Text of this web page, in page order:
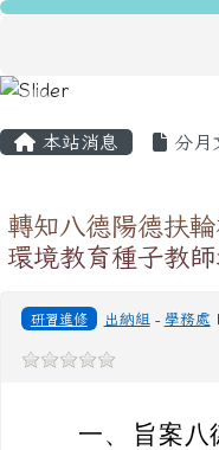
跳至主內容區
龍安國民小學
本站消息 分月
轉知八德陽德扶
環境教育種子教師
研習進修 出納組 - 學務處
一、
旨案